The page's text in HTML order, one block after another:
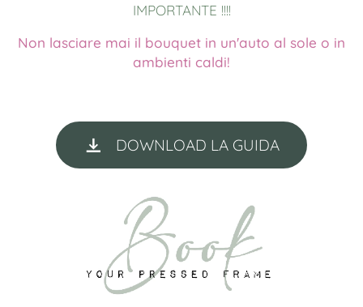
IMPORTANTE !!!!
Non lasciare mai il bouquet in un'auto al sole o in
ambienti caldi!
DOWNLOAD LA GUIDA